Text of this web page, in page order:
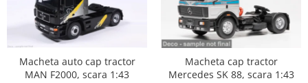
Macheta auto cap tractor
MAN F2000, scara 1:43
Macheta cap tractor
Mercedes SK 88, scara 1:43